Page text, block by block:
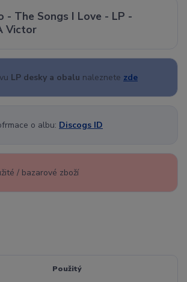
- The Songs I Love - LP -
Victor
LP desky a obalu naleznete zde
o albu: Discogs ID
/ bazarové zboží
Použitý